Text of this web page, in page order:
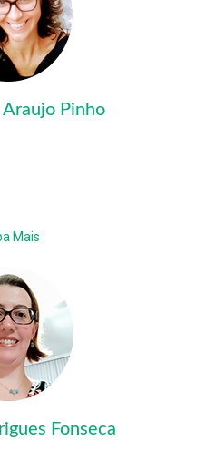
Pinho
Mais
Fonseca